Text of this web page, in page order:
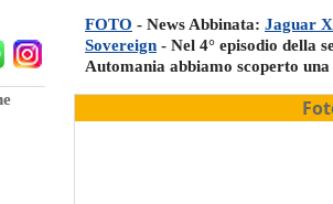
FOTO - News Abbinata: Jaguar
Sovereign - Nel 4° episodio della
Automania abbiamo scoperto